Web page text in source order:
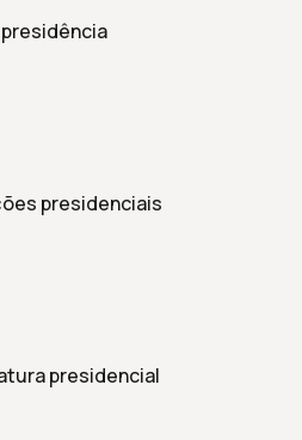
presidenciais
presidencial